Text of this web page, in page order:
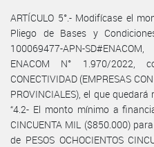
ARTÍCULO 5°.- Modifícase el
Pliego de Bases y
100069477-APN-
ENACOM N° 1.970/2022,
CONECTIVIDAD (EMPRESAS
PROVINCIALES), el que
“4.2- El monto mínimo a
CINCUENTA MIL ($850.000)
de PESOS OCHOCIENTOS